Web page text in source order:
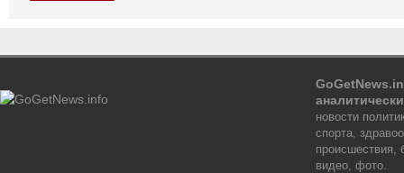
новости
спорта,
происшествия,
видео, фото.